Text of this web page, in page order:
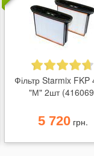
Фільтр Starmix FKP
"М" 2шт
5 720грн.